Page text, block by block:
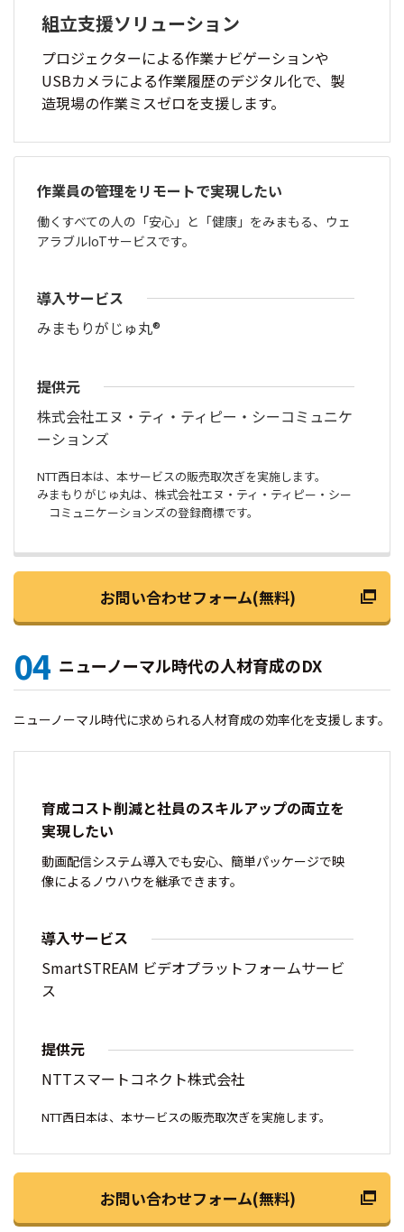
組立支援ソリューション
プロジェクターによる作業ナビゲーションや
USBカメラによる作業履歴のデジタル化で、製
造現場の作業ミスゼロを支援します。
作業員の管理をリモートで実現したい
働くすべての人の「安心」と「健康」をみまもる、ウェ
アラブルIoTサービスです。
導入サービス
みまもりがじゅ丸®
提供元
株式会社エヌ・ティ・ティピー・シーコミュニケ
ーションズ
NTT西日本は、本サービスの販売取次ぎを実施します。
みまもりがじゅ丸は、株式会社エヌ・ティ・ティピー・シー
コミュニケーションズの登録商標です。
お問い合わせフォーム(無料)
04 ニューノーマル時代の人材育成のDX
ニューノーマル時代に求められる人材育成の効率化を支援します。
育成コスト削減と社員のスキルアップの両立を
実現したい
動画配信システム導入でも安心、簡単パッケージで映
像によるノウハウを継承できます。
導入サービス
SmartSTREAM ビデオプラットフォームサービ
ス
提供元
NTTスマートコネクト株式会社
NTT西日本は、本サービスの販売取次ぎを実施します。
お問い合わせフォーム(無料)